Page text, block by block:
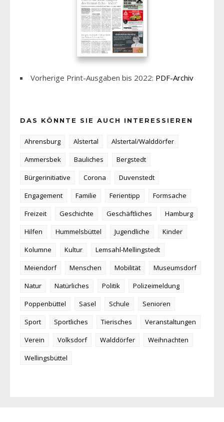
Vorherige Print-Ausgaben bis 2022: PDF-Archiv
DAS KÖNNTE SIE AUCH INTERESSIEREN
Ahrensburg Alstertal
Alstertal/Walddörfer
Ammersbek
Bauliches
Bergstedt
Bürgerinitiative
Corona
Duvenstedt
Engagement
Familie Ferientipp
Formsache
Freizeit
Geschichte Geschäftliches
Hamburg
Hilfen
Hummelsbüttel Jugendliche
Kinder
Kolumne
Kultur
Lemsahl-Mellingstedt
Meiendorf
Menschen Mobilität
Museumsdorf
Natur
Natürliches Politik
Polizeimeldung
Poppenbüttel
Sasel Schule
Senioren
Sport
Sportliches Tierisches
Veranstaltungen
Verein
Volksdorf Walddörfer
Weihnachten
Wellingsbüttel